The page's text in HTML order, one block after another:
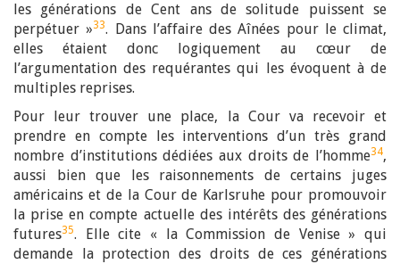
les générations de Cent ans de solitude puissent se
perpétuer »33. Dans l’affaire des Aînées pour le climat,
elles étaient donc logiquement au cœur de
l’argumentation des requérantes qui les évoquent à de
multiples reprises.
Pour leur trouver une place, la Cour va recevoir et
prendre en compte les interventions d’un très grand
nombre d’institutions dédiées aux droits de l’homme34,
aussi bien que les raisonnements de certains juges
américains et de la Cour de Karlsruhe pour promouvoir
la prise en compte actuelle des intérêts des générations
futures35. Elle cite « la Commission de Venise » qui
demande la protection des droits de ces générations